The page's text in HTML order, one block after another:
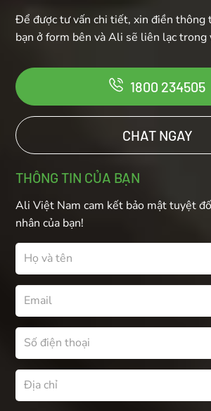
Để được tư vấn chi tiết, xin điền thông
bạn ở form bên và Ali sẽ liên lạc
1800 234505
CHAT NGAY
THÔNG TIN CỦA BẠN
Ali Việt Nam cam kết bảo mật tuyệt
nhân của bạn!